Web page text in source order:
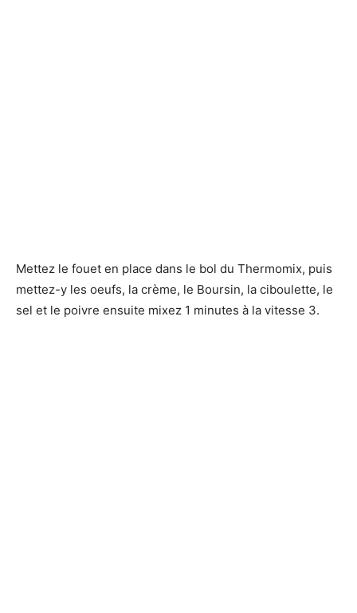
Mettez le fouet en place dans le bol du Thermomix, puis
mettez-y les oeufs, la crème, le Boursin, la ciboulette, le
sel et le poivre ensuite mixez 1 minutes à la vitesse 3.